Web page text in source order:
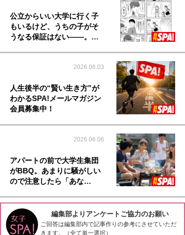
公立からいい大学に行く子
もいるけど、うちの子がそ
うなる保証はない――。…
2026.06.03
人生後半の“賢い生き方”が
わかるSPA!メールマガジン
会員募集中！
2026.06.06
アパートの前で大学生集団
がBBQ。あまりに騒がしい
ので注意したら「あな…